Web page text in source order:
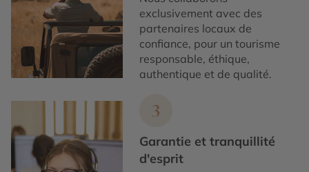
exclusivement avec des
partenaires locaux de
confiance, pour un tourisme
responsable, éthique,
authentique et de qualité.
3
Garantie et tranquillité
d'esprit